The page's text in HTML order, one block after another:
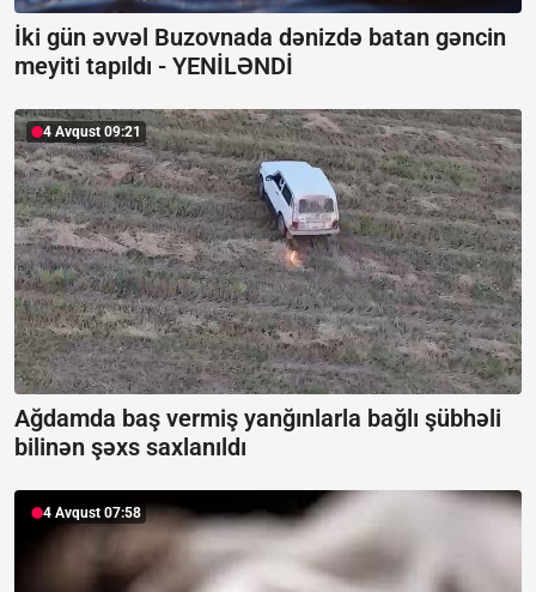
İki gün əvvəl Buzovnada dənizdə batan gəncin
meyiti tapıldı - YENİLƏNDİ
4 Avqust 09:21
Ağdamda baş vermiş yanğınlarla bağlı şübhəli
bilinən şəxs saxlanıldı
4 Avqust 07:58